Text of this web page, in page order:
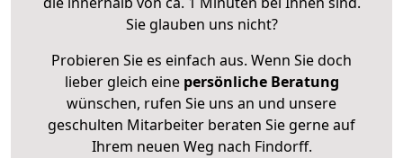
Sie glauben uns nicht?
Probieren Sie es einfach aus. Wenn Sie doch
lieber gleich eine persönliche Beratung
wünschen, rufen Sie uns an und unsere
geschulten Mitarbeiter beraten Sie gerne auf
Ihrem neuen Weg nach Findorff.